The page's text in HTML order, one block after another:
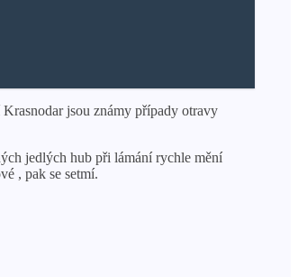
jsou známy případy otravy
jedlých hub při lámání rychle mění
, pak se setmí.